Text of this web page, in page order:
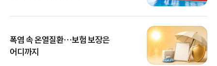
폭염 속 온열질환…보험 보장은
어디까지